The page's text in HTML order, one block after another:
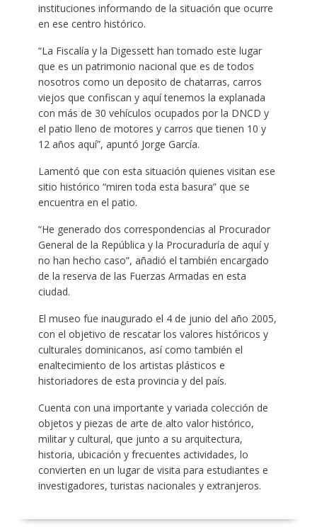
instituciones informando de la situación que ocurre
en ese centro histórico.
“La Fiscalía y la Digessett han tomado este lugar
que es un patrimonio nacional que es de todos
nosotros como un deposito de chatarras, carros
viejos que confiscan y aquí tenemos la explanada
con más de 30 vehículos ocupados por la DNCD y
el patio lleno de motores y carros que tienen 10 y
12 años aquí”, apuntó Jorge García.
Lamentó que con esta situación quienes visitan ese
sitio histórico “miren toda esta basura” que se
encuentra en el patio.
“He generado dos correspondencias al Procurador
General de la República y la Procuraduría de aquí y
no han hecho caso”, añadió el también encargado
de la reserva de las Fuerzas Armadas en esta
ciudad.
El museo fue inaugurado el 4 de junio del año 2005,
con el objetivo de rescatar los valores históricos y
culturales dominicanos, así como también el
enaltecimiento de los artistas plásticos e
historiadores de esta provincia y del país.
Cuenta con una importante y variada colección de
objetos y piezas de arte de alto valor histórico,
militar y cultural, que junto a su arquitectura,
historia, ubicación y frecuentes actividades, lo
convierten en un lugar de visita para estudiantes e
investigadores, turistas nacionales y extranjeros.